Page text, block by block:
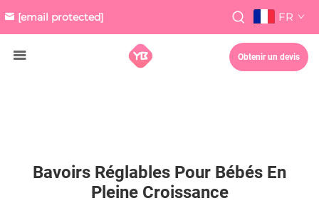
[email protected] FR
Obtenir un devis
Bavoirs Réglables Pour Bébés En
Pleine Croissance